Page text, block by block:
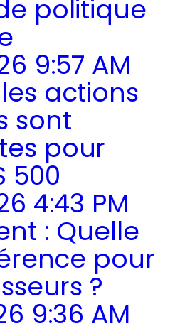
politique
9:57 AM
actions
sont
pour
500
4:43 PM
: Quelle
pour
?
9:36 AM